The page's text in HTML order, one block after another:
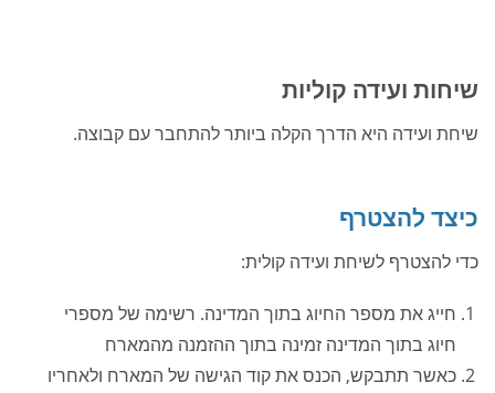
שיחות ועידה קוליות
שיחת ועידה היא הדרך הקלה ביותר להתחבר עם קבוצה.
כיצד להצטרף
כדי להצטרף לשיחת ועידה קולית:
חייג את מספר החיוג בתוך המדינה. רשימה של מספרי
חיוג בתוך המדינה זמינה בתוך ההזמנה מהמארח
כאשר תתבקש, הכנס את קוד הגישה של המארח ולאחריו